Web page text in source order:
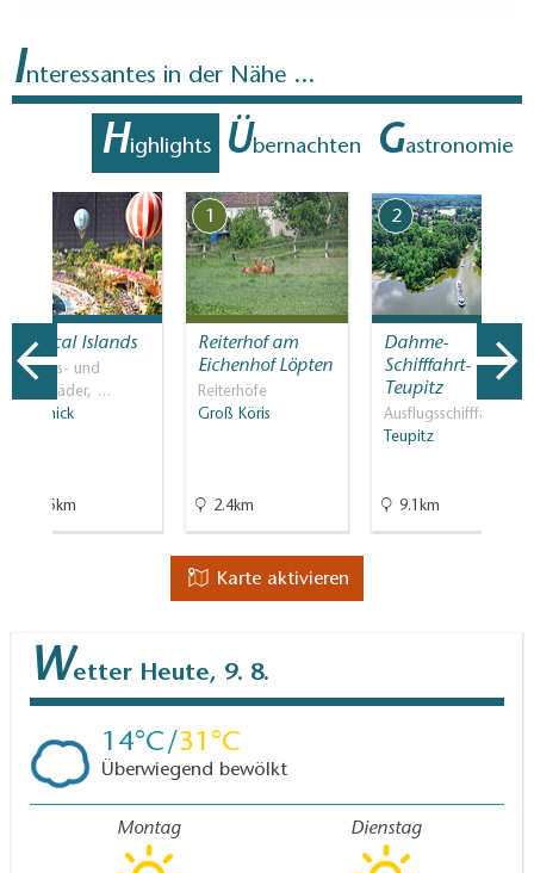
Zum Teil eingeschränkt begehbarer Bodenbelag
(innen und/oder außen)
Einige Bereiche sind nur über Treppen erreichbar:
Innenraum, WC
Gäste-WC
Gäste-WC ist nur über Treppe erreichbar
Weitere Angaben
Ergänzende Informationen:
keine festen Parkplätze vorhanden, Parken aber auf
dem Grünstreifen möglich
Interessantes in der Nähe ...
Highlights Übernachten Gastronomie
Tropical Islands
Erlebnis- und
Spaßbäder, …
Krausnick
15.5km
1
Reiterhof am
Eichenhof Löpten
Reiterhöfe
Groß Köris
2.4km
2
Dahme-
Schifffahrt-
Teupitz
Ausflugsschifffahrt
Teupitz
9.1km
Karte aktivieren
Wetter Heute, 9. 8.
14 31
Überwiegend bewölkt
Montag Dienstag